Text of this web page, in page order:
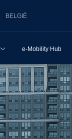
BELGIË
e-Mobility Hub